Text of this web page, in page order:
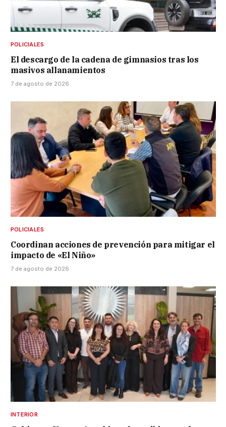
POLICIALES
El descargo de la cadena de gimnasios tras los
masivos allanamientos
7 de agosto de 2026
POLICIALES
Coordinan acciones de prevención para mitigar el
impacto de «El Niño»
7 de agosto de 2026
INTERIOR